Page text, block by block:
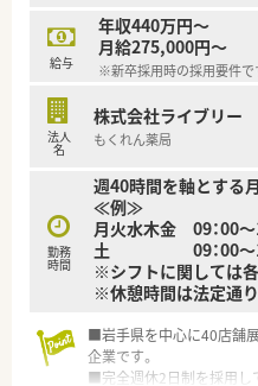
給与
年収440万円～
月給275,000円～
※新卒採用時の採用要件で
法人
名
株式会社ライブリー
もくれん薬局
勤務
時間
週40時間を軸とする
≪例≫
月火水木金 09：00～
土 09：00～13
※シフトに関しては
※休憩時間は法定通り
■岩手県を中心に40店舗
企業です。
■完全週休2日制を採用し